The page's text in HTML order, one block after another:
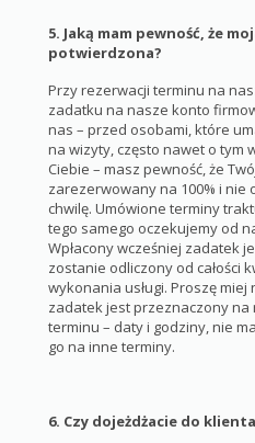
5. Jaką mam pewność, że
potwierdzona?
Przy rezerwacji terminu na
zadatku na nasze konto
nas – przed osobami, które
na wizyty, często nawet o tym
Ciebie – masz pewność, że
zarezerwowany na 100% i nie
chwilę. Umówione terminy
tego samego oczekujemy od
Wpłacony wcześniej zadatek
zostanie odliczony od całości
wykonania usługi. Proszę
zadatek jest przeznaczony
terminu – daty i godziny, nie
go na inne terminy.
6. Czy dojeżdżacie do